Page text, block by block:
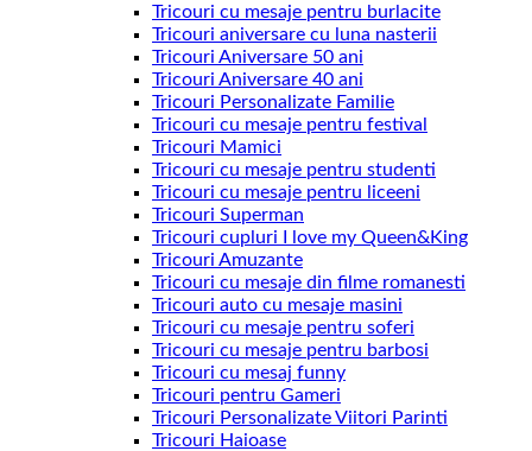
Tricouri cu mesaje pentru burlacite
Tricouri aniversare cu luna nasterii
Tricouri Aniversare 50 ani
Tricouri Aniversare 40 ani
Tricouri Personalizate Familie
Tricouri cu mesaje pentru festival
Tricouri Mamici
Tricouri cu mesaje pentru studenti
Tricouri cu mesaje pentru liceeni
Tricouri Superman
Tricouri cupluri I love my Queen&King
Tricouri Amuzante
Tricouri cu mesaje din filme romanesti
Tricouri auto cu mesaje masini
Tricouri cu mesaje pentru soferi
Tricouri cu mesaje pentru barbosi
Tricouri cu mesaj funny
Tricouri pentru Gameri
Tricouri Personalizate Viitori Parinti
Tricouri Haioase